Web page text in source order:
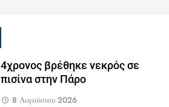
4χρονος βρέθηκε νεκρός σε
πισίνα στην Πάρο
8 Αυγούστου 2026
LIFESTYLE-MEDIA